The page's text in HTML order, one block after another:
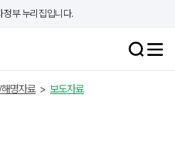
정부 누리집입니다.
명자료 > 보도자료